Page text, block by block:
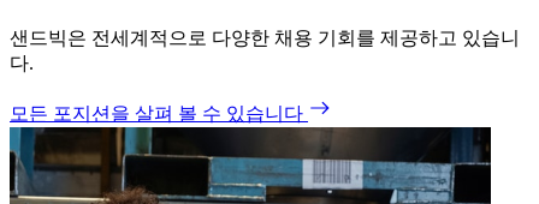
샌드빅은 전세계적으로 다양한 채용 기회를 제공하고 있습니
다.
모든 포지션을 살펴 볼 수 있습니다